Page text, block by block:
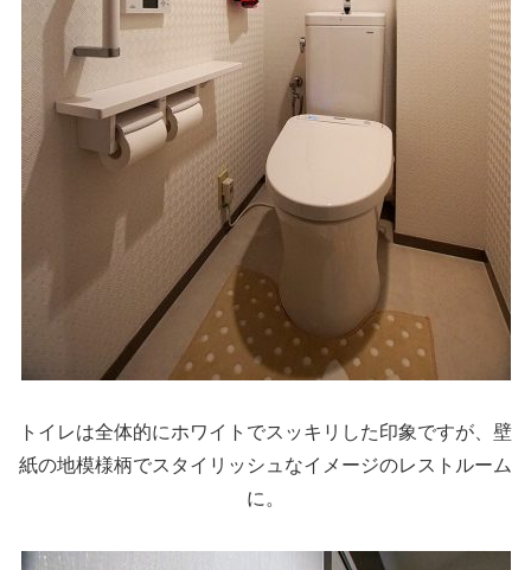
トイレは全体的にホワイトでスッキリした印象ですが、壁
紙の地模様柄でスタイリッシュなイメージのレストルーム
に。